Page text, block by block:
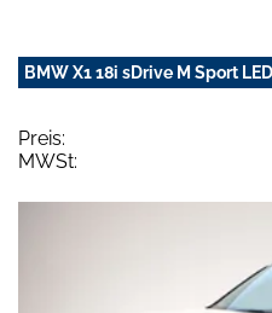
BMW X1 18i sDrive M Sport
Preis:
MWSt: